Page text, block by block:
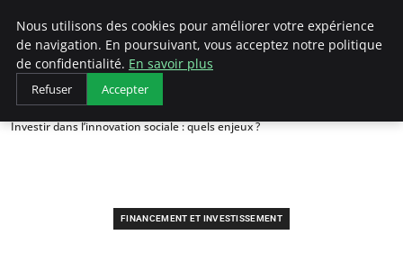
LECFCM
Accueil
Financement et investissement
Investir dans l’innovation sociale : quels enjeux ?
FINANCEMENT ET INVESTISSEMENT
Nous utilisons des cookies pour améliorer votre expérience
de navigation. En poursuivant, vous acceptez notre politique
de confidentialité. En savoir plus
Refuser Accepter